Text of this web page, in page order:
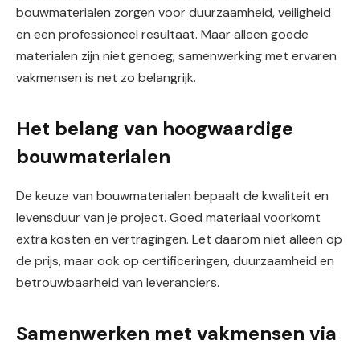
bouwmaterialen zorgen voor duurzaamheid, veiligheid
en een professioneel resultaat. Maar alleen goede
materialen zijn niet genoeg; samenwerking met ervaren
vakmensen is net zo belangrijk.
Het belang van hoogwaardige
bouwmaterialen
De keuze van bouwmaterialen bepaalt de kwaliteit en
levensduur van je project. Goed materiaal voorkomt
extra kosten en vertragingen. Let daarom niet alleen op
de prijs, maar ook op certificeringen, duurzaamheid en
betrouwbaarheid van leveranciers.
Samenwerken met vakmensen via